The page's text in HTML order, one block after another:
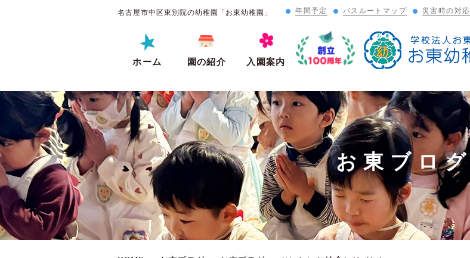
名古屋市中区東別院の幼稚園「お東幼稚園」 年間予定 バスルートマップ 災害時の対応
ホーム 園の紹介 入園案内
お東ブログ